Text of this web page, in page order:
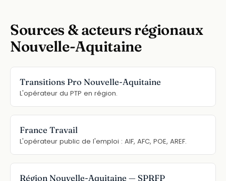
Sources & acteurs régionaux
Nouvelle-Aquitaine
Transitions Pro Nouvelle-Aquitaine
L'opérateur du PTP en région.
France Travail
L'opérateur public de l'emploi : AIF, AFC, POE, AREF.
Région Nouvelle-Aquitaine — SPRFP